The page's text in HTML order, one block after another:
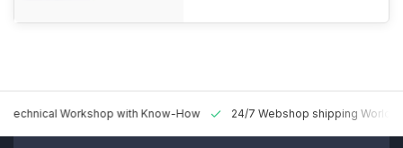
Technical Workshop with Know-How 24/7 Webshop shipping